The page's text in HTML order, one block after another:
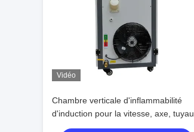
Vidéo
Chambre verticale d'inflammabilité
d'induction pour la vitesse, axe, tuyau